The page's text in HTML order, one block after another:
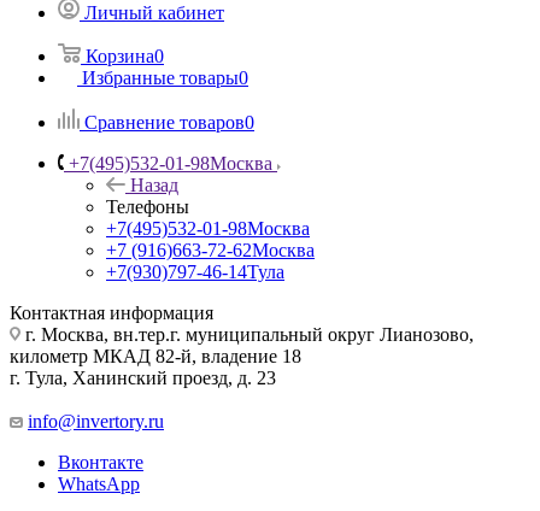
Личный кабинет
Корзина0
Избранные товары0
Сравнение товаров0
+7(495)532-01-98Москва
Назад
Телефоны
+7(495)532-01-98Москва
+7 (916)663-72-62Москва
+7(930)797-46-14Тула
Контактная информация
г. Москва, вн.тер.г. муниципальный округ Лианозово,
километр МКАД 82-й, владение 18
г. Тула, Ханинский проезд, д. 23
info@invertory.ru
Вконтакте
WhatsApp